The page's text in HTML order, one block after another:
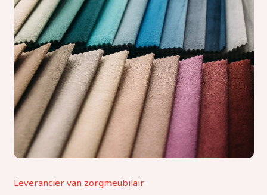
Leverancier van zorgmeubilair